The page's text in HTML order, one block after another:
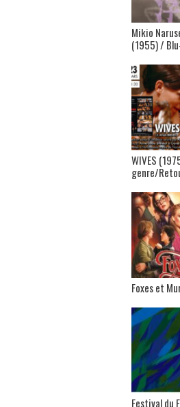
Mikio
(1955) /
WIVES
genre/
Foxes et
Festival du